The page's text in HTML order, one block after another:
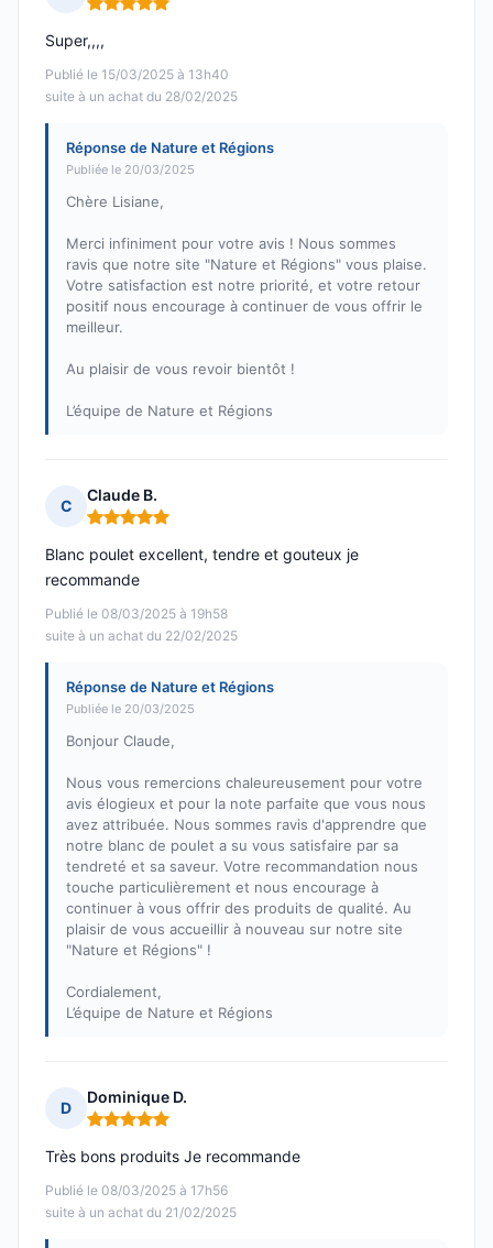
Note : 5 sur 5
Publié le 15/03/2025 à 13h40
suite à un achat du 28/02/2025
Super,,,,
Réponse de Nature et Régions
Publiée le 20/03/2025
Chère Lisiane,
Merci infiniment pour votre avis ! Nous sommes
ravis que notre site "Nature et Régions" vous plaise.
Votre satisfaction est notre priorité, et votre retour
positif nous encourage à continuer de vous offrir le
meilleur.
Au plaisir de vous revoir bientôt !
L’équipe de Nature et Régions
C
Claude B.
Note : 5 sur 5
Publié le 08/03/2025 à 19h58
suite à un achat du 22/02/2025
Blanc poulet excellent, tendre et gouteux je
recommande
Réponse de Nature et Régions
Publiée le 20/03/2025
Bonjour Claude,
Nous vous remercions chaleureusement pour votre
avis élogieux et pour la note parfaite que vous nous
avez attribuée. Nous sommes ravis d'apprendre que
notre blanc de poulet a su vous satisfaire par sa
tendreté et sa saveur. Votre recommandation nous
touche particulièrement et nous encourage à
continuer à vous offrir des produits de qualité. Au
plaisir de vous accueillir à nouveau sur notre site
"Nature et Régions" !
Cordialement,
L’équipe de Nature et Régions
D
Dominique D.
Note : 5 sur 5
Publié le 08/03/2025 à 17h56
suite à un achat du 21/02/2025
Très bons produits Je recommande